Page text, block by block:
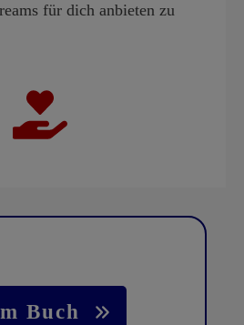
für dich anbieten zu
Buch